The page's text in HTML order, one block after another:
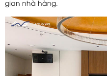
gian nhà hàng.